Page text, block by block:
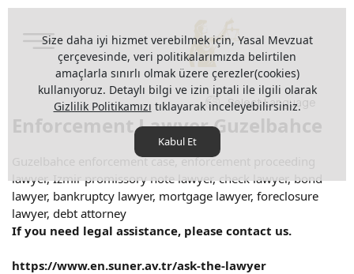
Enforcement Lawyer Guzelbahce
Guzelbahce enforcement case, enforcement proceeding
lawyer, Izmir promissory note lawyer, check lawyer, bond
lawyer, bankruptcy lawyer, mortgage lawyer, foreclosure
lawyer, debt attorney
If you need legal assistance, please contact us.
https://www.en.suner.av.tr/ask-the-lawyer
Select Language
Size daha iyi hizmet verebilmek için, Yasal Mevzuat
çerçevesinde, veri politikalarımızda belirtilen
amaçlarla sınırlı olmak üzere çerezler(cookies)
kullanıyoruz. Detaylı bilgi ve izin iptali ile ilgili olarak
Gizlilik Politikamızı tıklayarak inceleyebilirsiniz.
Kabul Et